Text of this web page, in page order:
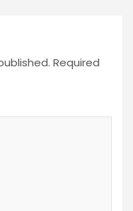
Required